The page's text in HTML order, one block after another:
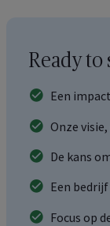
Ready
Een
Onze
De kans
Een
Focus op